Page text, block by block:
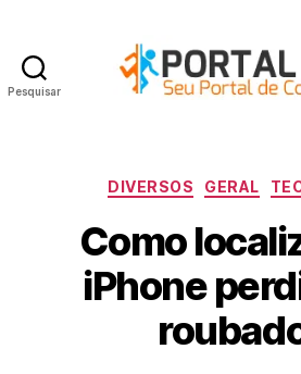
Pesquisar
DIVERSOS GERAL
Como
iPhone